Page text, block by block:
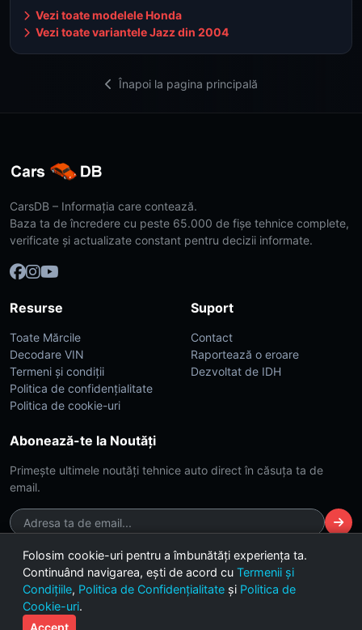
Vezi toate modelele Honda
Vezi toate variantele Jazz din 2004
Înapoi la pagina principală
CarsDB – Informația care contează.
Baza ta de încredere cu peste 65.000 de fișe tehnice complete,
verificate și actualizate constant pentru decizii informate.
Resurse
Toate Mărcile
Decodare VIN
Termeni și condiții
Politica de confidențialitate
Politica de cookie-uri
Suport
Contact
Raportează o eroare
Dezvoltat de IDH
Abonează-te la Noutăți
Primește ultimele noutăți tehnice auto direct în căsuța ta de
email.
© 2026 CarsDB. Toate drepturile rezervate. Made with ❤️ for car
enthusiasts.
Versiunea 2.4 (Build Dark-Lime)
Folosim cookie-uri pentru a îmbunătăți experiența ta.
Continuând navigarea, ești de acord cu Termenii și
Condițiile, Politica de Confidențialitate și Politica de
Cookie-uri.
Accept